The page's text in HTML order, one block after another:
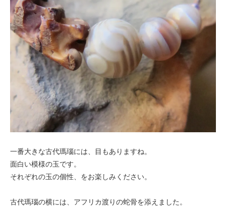
一番大きな古代瑪瑙には、目もありますね。
面白い模様の玉です。
それぞれの玉の個性、をお楽しみください。
古代瑪瑙の横には、アフリカ渡りの蛇骨を添えました。